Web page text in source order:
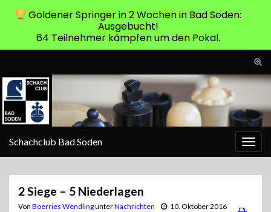
Schachclub Bad Soden
2 Siege – 5 Niederlagen
Von Boerries WendlingunterNachrichten 10. Oktober 2016
Goldener Springer in 2 Wochen in Bad Soden:
Ausgebucht!
64 Teilnehmer kämpfen um den Pokal.